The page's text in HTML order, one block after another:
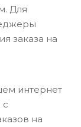
Для
заказа на
интернет
с
на